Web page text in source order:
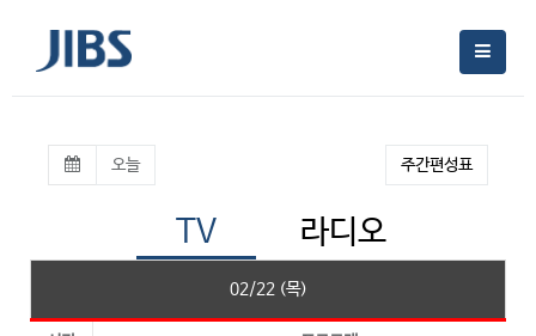
오늘
TV 라디오
주간편성표
02/22 (목)